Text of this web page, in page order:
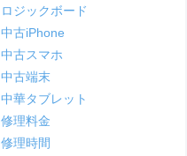
ロジックボード
中古iPhone
中古スマホ
中古端末
中華タブレット
修理料金
修理時間